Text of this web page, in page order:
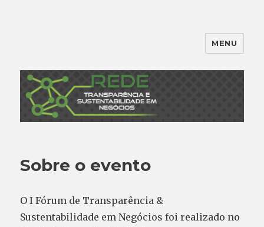
MENU
Sobre o evento
O I Fórum de Transparência &
Sustentabilidade em Negócios foi realizado no